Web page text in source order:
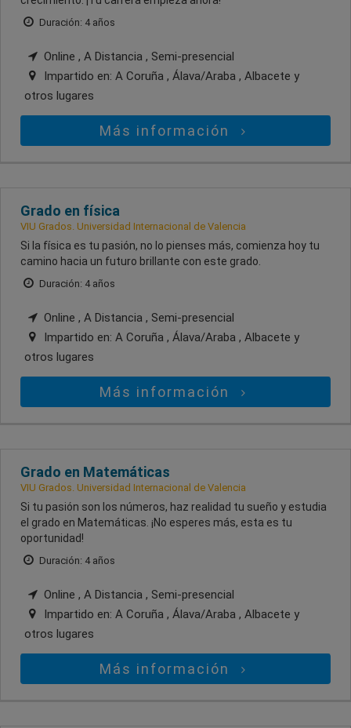
Duración: 4 años
Online , A Distancia , Semi-presencial
Impartido en: A Coruña , Álava/Araba , Albacete y
otros lugares
Más información
Grado en física
VIU Grados. Universidad Internacional de Valencia
Si la física es tu pasión, no lo pienses más, comienza hoy tu
camino hacia un futuro brillante con este grado.
Duración: 4 años
Online , A Distancia , Semi-presencial
Impartido en: A Coruña , Álava/Araba , Albacete y
otros lugares
Más información
Grado en Matemáticas
VIU Grados. Universidad Internacional de Valencia
Si tu pasión son los números, haz realidad tu sueño y estudia
el grado en Matemáticas. ¡No esperes más, esta es tu
oportunidad!
Duración: 4 años
Online , A Distancia , Semi-presencial
Impartido en: A Coruña , Álava/Araba , Albacete y
otros lugares
Más información